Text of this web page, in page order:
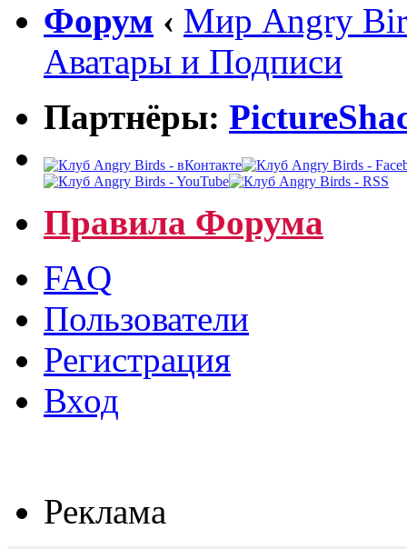
Форум ‹ Мир Angry
Аватары и Подписи
Партнёры:
Правила Форума
FAQ
Пользователи
Регистрация
Вход
Реклама